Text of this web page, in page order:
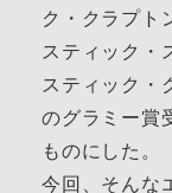
ク・クラプト
スティック・
スティック・
のグラミー賞
ものにした。
今回、そんな